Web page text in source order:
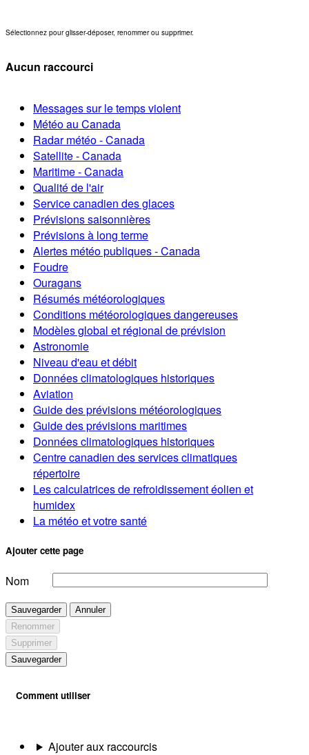
Sélectionnez pour glisser-déposer, renommer ou supprimer.
Aucun raccourci
Messages sur le temps violent
Météo au Canada
Radar météo - Canada
Satellite - Canada
Maritime - Canada
Qualité de l'air
Service canadien des glaces
Prévisions saisonnières
Prévisions à long terme
Alertes météo publiques - Canada
Foudre
Ouragans
Résumés météorologiques
Conditions météorologiques dangereuses
Modèles global et régional de prévision
Astronomie
Niveau d'eau et débit
Données climatologiques historiques
Aviation
Guide des prévisions météorologiques
Guide des prévisions maritimes
Données climatologiques historiques
Centre canadien des services climatiques
répertoire
Les calculatrices de refroidissement éolien et
humidex
La météo et votre santé
Ajouter cette page
Nom
Sauvegarder
Annuler
Renommer
Supprimer
Sauvegarder
Comment utiliser
Ajouter aux raccourcis